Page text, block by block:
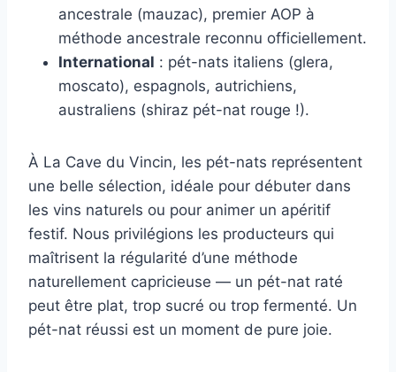
ancestrale (mauzac), premier AOP à
méthode ancestrale reconnu officiellement.
International : pét-nats italiens (glera,
moscato), espagnols, autrichiens,
australiens (shiraz pét-nat rouge !).
À La Cave du Vincin, les pét-nats représentent
une belle sélection, idéale pour débuter dans
les vins naturels ou pour animer un apéritif
festif. Nous privilégions les producteurs qui
maîtrisent la régularité d’une méthode
naturellement capricieuse — un pét-nat raté
peut être plat, trop sucré ou trop fermenté. Un
pét-nat réussi est un moment de pure joie.